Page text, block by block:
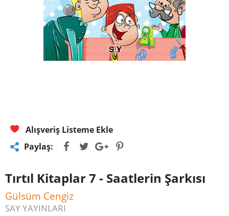
Alışveriş Listeme Ekle
Paylaş:
Tırtıl Kitaplar 7 - Saatlerin Şarkısı
Gülsüm Cengiz
SAY YAYINLARI